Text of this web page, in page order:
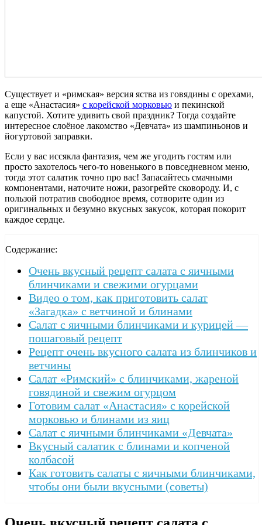
Существует и «римская» версия яства из говядины с орехами,
а еще «Анастасия» с корейской морковью и пекинской
капустой. Хотите удивить свой праздник? Тогда создайте
интересное слоёное лакомство «Девчата» из шампиньонов и
йогуртовой заправки.
Если у вас иссякла фантазия, чем же угодить гостям или
просто захотелось чего-то новенького в повседневном меню,
тогда этот салатик точно про вас! Запасайтесь смачными
компонентами, наточите ножи, разогрейте сковороду. И, с
пользой потратив свободное время, сотворите один из
оригинальных и безумно вкусных закусок, которая покорит
каждое сердце.
Содержание:
Очень вкусный рецепт салата с яичными
блинчиками и свежими огурцами
Видео о том, как приготовить салат
«Загадка» с ветчиной и блинами
Салат с яичными блинчиками и курицей —
пошаговый рецепт
Рецепт очень вкусного салата из блинчиков и
ветчины
Салат «Римский» с блинчиками, жареной
говядиной и свежим огурцом
Готовим салат «Анастасия» с корейской
морковью и блинами из яиц
Салат с яичными блинчиками «Девчата»
Вкусный салатик с блинами и копченой
колбасой
Как готовить салаты с яичными блинчиками,
чтобы они были вкусными (советы)